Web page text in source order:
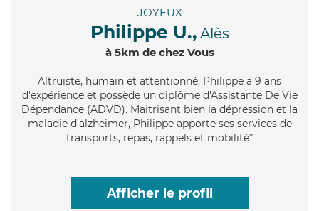
JOYEUX
Philippe U., Alès
à 5km de chez Vous
Altruiste, humain et attentionné, Philippe a 9 ans
d'expérience et possède un diplôme d'Assistante De Vie
Dépendance (ADVD). Maitrisant bien la dépression et la
maladie d'alzheimer, Philippe apporte ses services de
transports, repas, rappels et mobilité*
Afficher le profil